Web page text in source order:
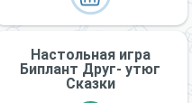
Настольная игра
Биплант Друг- утюг
Сказки